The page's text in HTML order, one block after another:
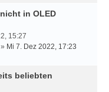
in OLED
15:27
» Mi 7. Dez 2022, 17:23
beliebten